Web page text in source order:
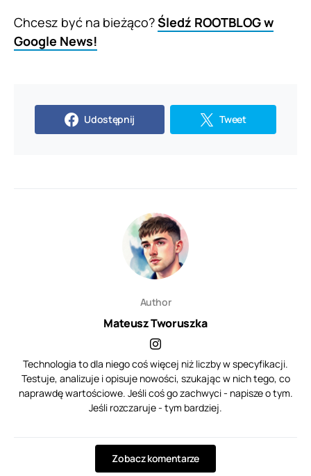
Chcesz być na bieżąco?Śledź ROOTBLOG w
Google News!
Udostępnij Tweet
Author
Mateusz Tworuszka
Technologia to dla niego coś więcej niż liczby w specyfikacji.
Testuje, analizuje i opisuje nowości, szukając w nich tego, co
naprawdę wartościowe. Jeśli coś go zachwyci - napisze o tym.
Jeśli rozczaruje - tym bardziej.
Zobacz komentarze